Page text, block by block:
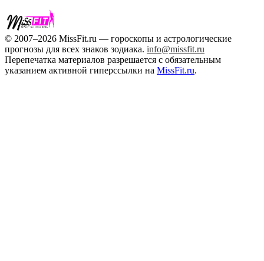
© 2007–2026 MissFit.ru — гороскопы и астрологические
прогнозы для всех знаков зодиака. info@missfit.ru
Перепечатка материалов разрешается с обязательным
указанием активной гиперссылки на MissFit.ru.